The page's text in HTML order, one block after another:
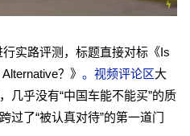
实路评测，标题直接对标《Is
？》 。视频评论区大
几乎没有“中国车能不能买”的质
过了“被认真对待”的第一道门